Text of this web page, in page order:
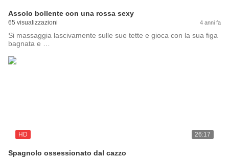
Assolo bollente con una rossa sexy
65 visualizzazioni 4 anni fa
Si massaggia lascivamente sulle sue tette e gioca con la sua figa
bagnata e …
HD 26:17
Spagnolo ossessionato dal cazzo